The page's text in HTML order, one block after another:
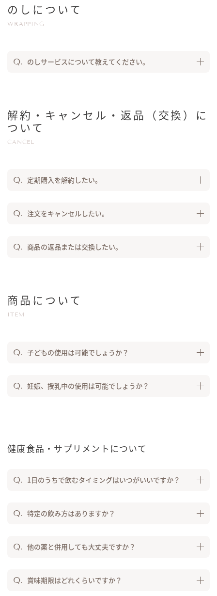
のしについて
WRAPPING
のしサービスについて教えてください。
解約・キャンセル・返品（交換）に
ついて
CANCEL
定期購入を解約したい。
注文をキャンセルしたい。
商品の返品または交換したい。
商品について
ITEM
子どもの使用は可能でしょうか？
妊娠、授乳中の使用は可能でしょうか？
健康食品・サプリメントについて
1日のうちで飲むタイミングはいつがいいですか？
特定の飲み方はありますか？
他の薬と併用しても大丈夫ですか？
賞味期限はどれくらいですか？